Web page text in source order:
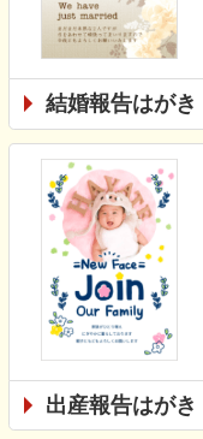
結婚報告はがき
出産報告はがき